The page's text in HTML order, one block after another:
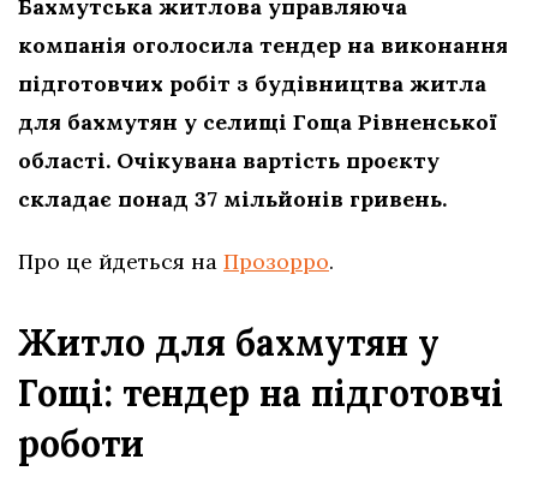
Бахмутська житлова управляюча
компанія оголосила тендер на виконання
підготовчих робіт з будівництва житла
для бахмутян у селищі Гоща Рівненської
області. Очікувана вартість проєкту
складає понад 37 мільйонів гривень.
Про це йдеться на Прозорро.
Житло для бахмутян у
Гощі: тендер на підготовчі
роботи